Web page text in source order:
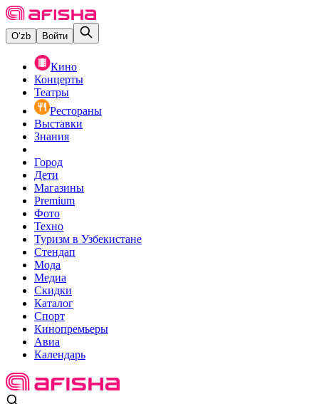
O‘zb Войти
Кино
Концерты
Театры
Рестораны
Выставки
Знания
Город
Дети
Магазины
Premium
Фото
Техно
Туризм в Узбекистане
Стендап
Мода
Медиа
Скидки
Каталог
Спорт
Кинопремьеры
Авиа
Календарь